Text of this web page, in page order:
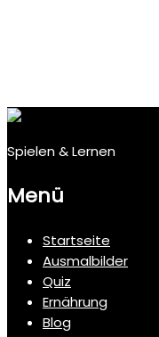
Spielen & Lernen
Menü
Startseite
Ausmalbilder
Quiz
Ernährung
Blog